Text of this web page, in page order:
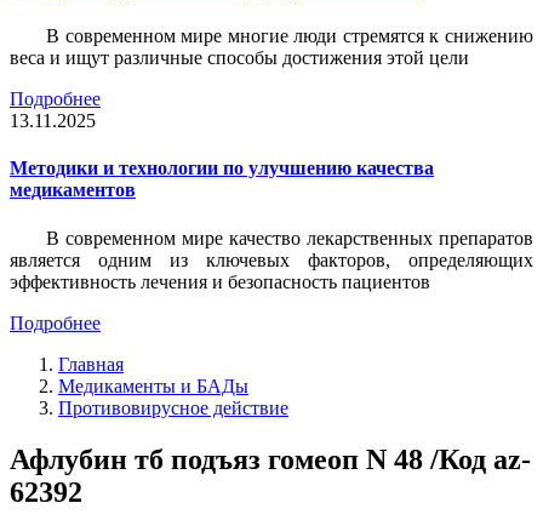
В современном мире многие люди стремятся к снижению
веса и ищут различные способы достижения этой цели
Подробнее
13.11.2025
Методики и технологии по улучшению качества
медикаментов
В современном мире качество лекарственных препаратов
является одним из ключевых факторов, определяющих
эффективность лечения и безопасность пациентов
Подробнее
Главная
Медикаменты и БАДы
Противовирусное действие
Афлубин тб подъяз гомеоп N 48 /Код az-
62392